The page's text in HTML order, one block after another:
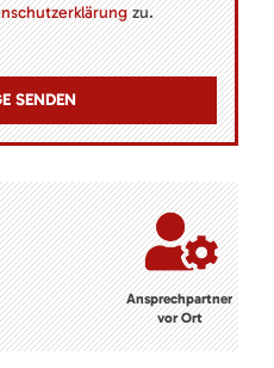
zu.
Ansprechpartner
vor Ort